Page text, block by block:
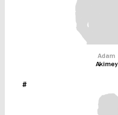
Adam
Akimey
#